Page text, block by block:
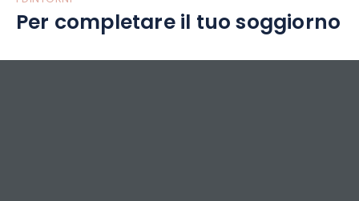
Per completare il tuo soggiorno